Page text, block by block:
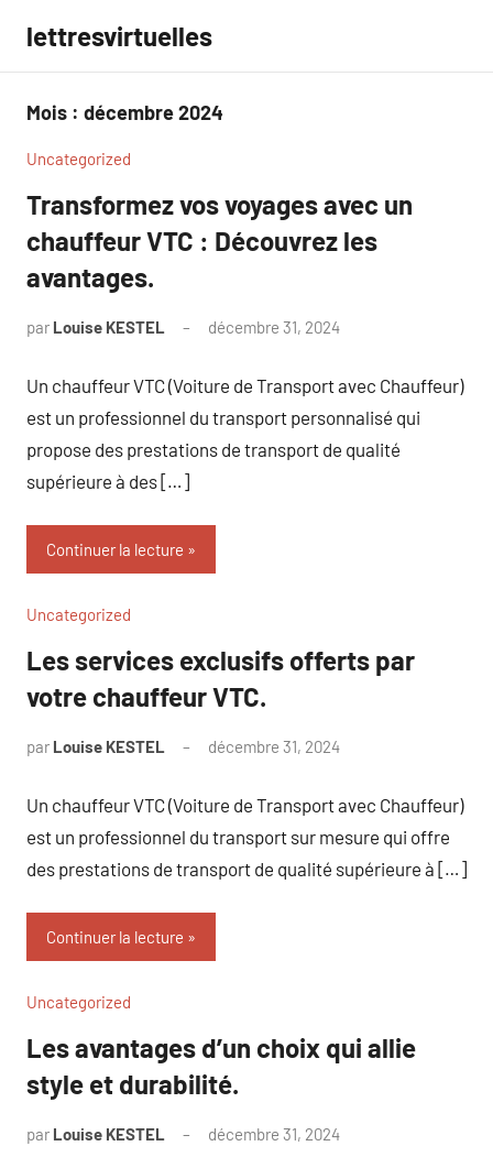
contenu
lettresvirtuelles
Mois : décembre 2024
Uncategorized
Transformez vos voyages avec un
chauffeur VTC : Découvrez les
avantages.
par Louise KESTEL décembre 31, 2024
Un chauffeur VTC (Voiture de Transport avec Chauffeur)
est un professionnel du transport personnalisé qui
propose des prestations de transport de qualité
supérieure à des […]
Continuer la lecture
Uncategorized
Les services exclusifs offerts par
votre chauffeur VTC.
par Louise KESTEL décembre 31, 2024
Un chauffeur VTC (Voiture de Transport avec Chauffeur)
est un professionnel du transport sur mesure qui offre
des prestations de transport de qualité supérieure à […]
Continuer la lecture
Uncategorized
Les avantages d’un choix qui allie
style et durabilité.
par Louise KESTEL décembre 31, 2024